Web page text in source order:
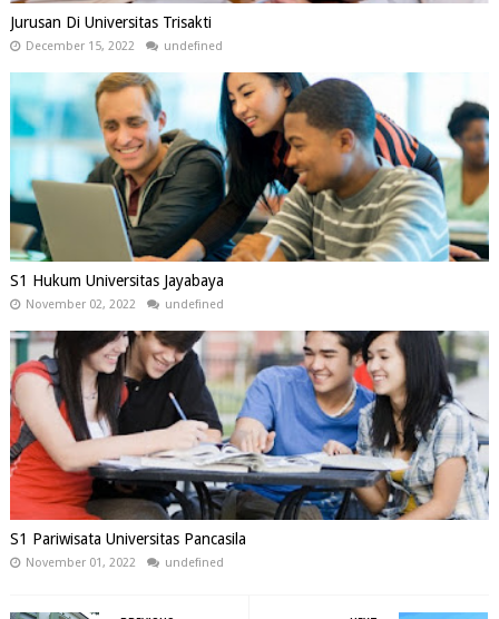
Jurusan Di Universitas Trisakti
December 15, 2022 undefined
S1 Hukum Universitas Jayabaya
November 02, 2022 undefined
S1 Pariwisata Universitas Pancasila
November 01, 2022 undefined